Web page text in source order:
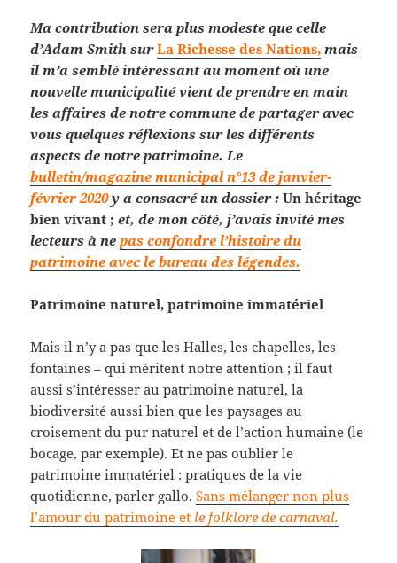
Ma contribution sera plus modeste que celle
d’Adam Smith surLa Richesse des Nations, mais
il m’a semblé intéressant au moment où une
nouvelle municipalité vient de prendre en main
les affaires de notre commune de partager avec
vous quelques réflexions sur les différents
aspects de notre patrimoine. Le
bulletin/magazine municipal n°13 de janvier-
février 2020y a consacré un dossier : Un héritage
bien vivant ; et, de mon côté, j’avais invité mes
lecteurs à nepas confondre l’histoire du
patrimoine avec le bureau des légendes.
Patrimoine naturel, patrimoine immatériel
Mais il n’y a pas que les Halles, les chapelles, les
fontaines – qui méritent notre attention ; il faut
aussi s’intéresser au patrimoine naturel, la
biodiversité aussi bien que les paysages au
croisement du pur naturel et de l’action humaine (le
bocage, par exemple). Et ne pas oublier le
patrimoine immatériel : pratiques de la vie
quotidienne, parler gallo.Sans mélanger non plus
l’amour du patrimoine et le folklore de carnaval.